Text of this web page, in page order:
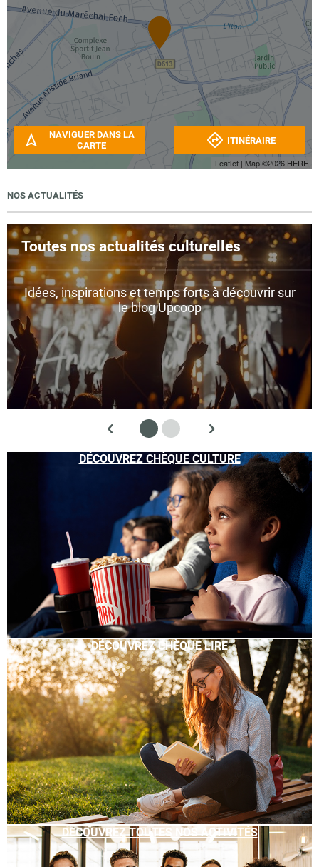
Leaflet | Map ©2026 HERE
NAVIGUER DANS LA
CARTE
ITINÉRAIRE
NOS ACTUALITÉS
Toutes nos actualités culturelles
Idées, inspirations et temps forts à découvrir sur
le blog Upcoop
DÉCOUVREZ CHÈQUE CULTURE
DÉCOUVREZ CHÈQUE LIRE
DÉCOUVREZ TOUTES NOS ACTIVITÉS